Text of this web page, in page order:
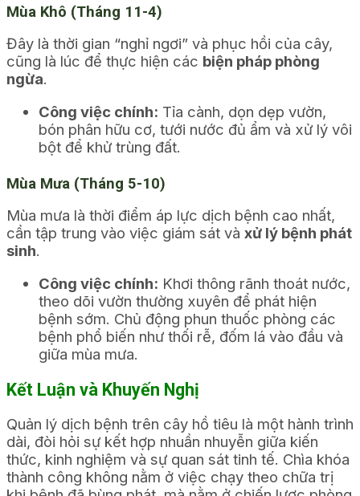
Mùa Khô (Tháng 11-4)
Đây là thời gian “nghỉ ngơi” và phục hồi của cây,
cũng là lúc để thực hiện các biện pháp phòng
ngừa.
Công việc chính: Tỉa cành, dọn dẹp vườn,
bón phân hữu cơ, tưới nước đủ ẩm và xử lý vôi
bột để khử trùng đất.
Mùa Mưa (Tháng 5-10)
Mùa mưa là thời điểm áp lực dịch bệnh cao nhất,
cần tập trung vào việc giám sát và xử lý bệnh phát
sinh.
Công việc chính: Khơi thông rãnh thoát nước,
theo dõi vườn thường xuyên để phát hiện
bệnh sớm. Chủ động phun thuốc phòng các
bệnh phổ biến như thối rễ, đốm lá vào đầu và
giữa mùa mưa.
Kết Luận và Khuyến Nghị
Quản lý dịch bệnh trên cây hồ tiêu là một hành trình
dài, đòi hỏi sự kết hợp nhuần nhuyễn giữa kiến
thức, kinh nghiệm và sự quan sát tinh tế. Chìa khóa
thành công không nằm ở việc chạy theo chữa trị